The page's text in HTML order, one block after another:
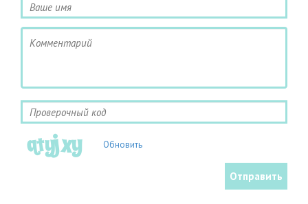
Обновить